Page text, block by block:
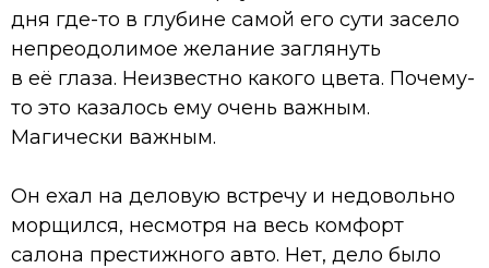
дня где-то в глубине самой его сути засело
непреодолимое желание заглянуть
в её глаза. Неизвестно какого цвета. Почему-
то это казалось ему очень важным.
Магически важным.
Он ехал на деловую встречу и недовольно
морщился, несмотря на весь комфорт
салона престижного авто. Нет, дело было